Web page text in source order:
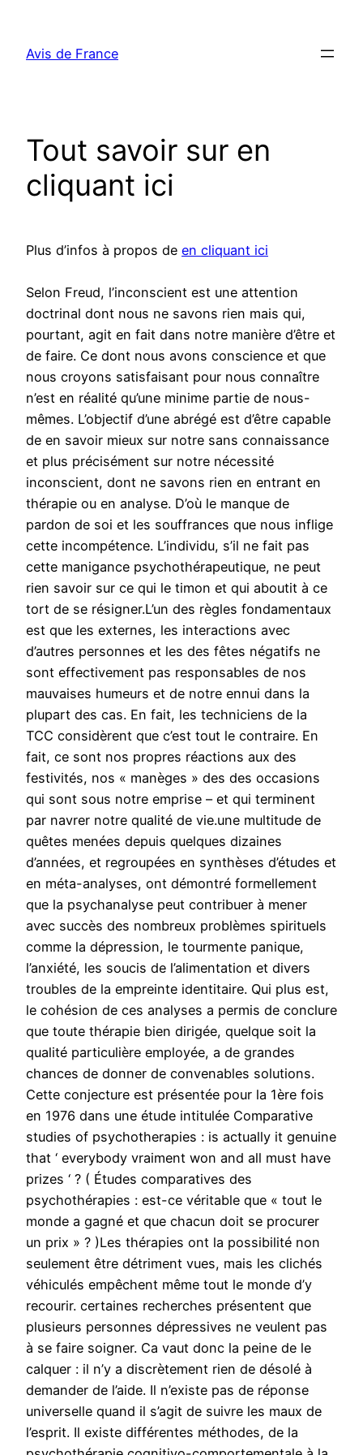
contenu
Avis de France
Tout savoir sur en
cliquant ici
Plus d’infos à propos de en cliquant ici
Selon Freud, l’inconscient est une attention
doctrinal dont nous ne savons rien mais qui,
pourtant, agit en fait dans notre manière d’être et
de faire. Ce dont nous avons conscience et que
nous croyons satisfaisant pour nous connaître
n’est en réalité qu’une minime partie de nous-
mêmes. L’objectif d’une abrégé est d’être capable
de en savoir mieux sur notre sans connaissance
et plus précisément sur notre nécessité
inconscient, dont ne savons rien en entrant en
thérapie ou en analyse. D’où le manque de
pardon de soi et les souffrances que nous inflige
cette incompétence. L’individu, s’il ne fait pas
cette manigance psychothérapeutique, ne peut
rien savoir sur ce qui le timon et qui aboutit à ce
tort de se résigner.L’un des règles fondamentaux
est que les externes, les interactions avec
d’autres personnes et les des fêtes négatifs ne
sont effectivement pas responsables de nos
mauvaises humeurs et de notre ennui dans la
plupart des cas. En fait, les techniciens de la
TCC considèrent que c’est tout le contraire. En
fait, ce sont nos propres réactions aux des
festivités, nos « manèges » des des occasions
qui sont sous notre emprise – et qui terminent
par navrer notre qualité de vie.une multitude de
quêtes menées depuis quelques dizaines
d’années, et regroupées en synthèses d’études et
en méta-analyses, ont démontré formellement
que la psychanalyse peut contribuer à mener
avec succès des nombreux problèmes spirituels
comme la dépression, le tourmente panique,
l’anxiété, les soucis de l’alimentation et divers
troubles de la empreinte identitaire. Qui plus est,
le cohésion de ces analyses a permis de conclure
que toute thérapie bien dirigée, quelque soit la
qualité particulière employée, a de grandes
chances de donner de convenables solutions.
Cette conjecture est présentée pour la 1ère fois
en 1976 dans une étude intitulée Comparative
studies of psychotherapies : is actually it genuine
that ‘ everybody vraiment won and all must have
prizes ‘ ? ( Études comparatives des
psychothérapies : est-ce véritable que « tout le
monde a gagné et que chacun doit se procurer
un prix » ? )Les thérapies ont la possibilité non
seulement être détriment vues, mais les clichés
véhiculés empêchent même tout le monde d’y
recourir. certaines recherches présentent que
plusieurs personnes dépressives ne veulent pas
à se faire soigner. Ca vaut donc la peine de le
calquer : il n’y a discrètement rien de désolé à
demander de l’aide. Il n’existe pas de réponse
universelle quand il s’agit de suivre les maux de
l’esprit. Il existe différentes méthodes, de la